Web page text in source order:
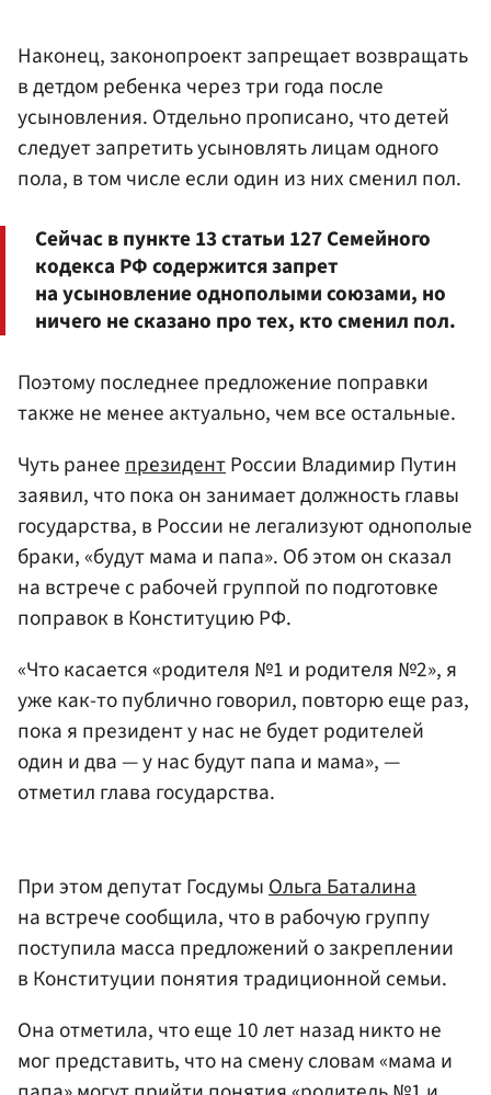
Наконец, законопроект запрещает возвращать
в детдом ребенка через три года после
усыновления. Отдельно прописано, что детей
следует запретить усыновлять лицам одного
пола, в том числе если один из них сменил пол.
Сейчас в пункте 13 статьи 127 Семейного
кодекса РФ содержится запрет
на усыновление однополыми союзами, но
ничего не сказано про тех, кто сменил пол.
Поэтому последнее предложение поправки
также не менее актуально, чем все остальные.
Чуть ранеепрезидентРоссии Владимир Путин
заявил, что пока он занимает должность главы
государства, в России не легализуют однополые
браки, «будут мама и папа». Об этом он сказал
на встрече с рабочей группой по подготовке
поправок в Конституцию РФ.
«Что касается «родителя №1 и родителя №2», я
уже как-то публично говорил, повторю еще раз,
пока я президент у нас не будет родителей
один и два — у нас будут папа и мама», —
отметил глава государства.
При этом депутат Госдумы Ольга Баталина
на встрече сообщила, что в рабочую группу
поступила масса предложений о закреплении
в Конституции понятия традиционной семьи.
Она отметила, что еще 10 лет назад никто не
мог представить, что на смену словам «мама и